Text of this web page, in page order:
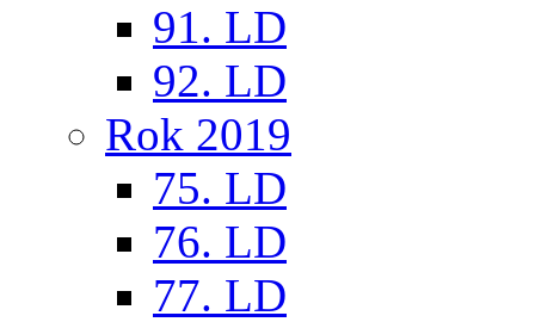
91. LD
92. LD
Rok 2019
75. LD
76. LD
77. LD